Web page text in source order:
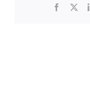
Facebook